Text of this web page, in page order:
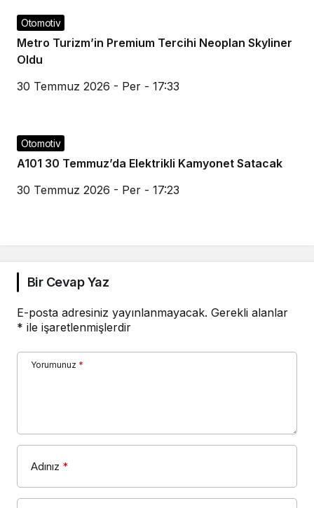
Otomotiv
Metro Turizm’in Premium Tercihi Neoplan Skyliner
Oldu
30 Temmuz 2026 - Per - 17:33
Otomotiv
A101 30 Temmuz’da Elektrikli Kamyonet Satacak
30 Temmuz 2026 - Per - 17:23
Bir Cevap Yaz
E-posta adresiniz yayınlanmayacak. Gerekli alanlar
* ile işaretlenmişlerdir
Yorumunuz *
Adınız *